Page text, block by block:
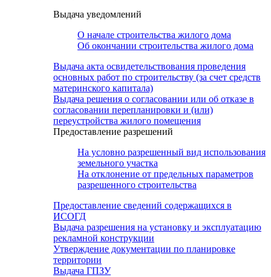
Выдача уведомлений
О начале строительства жилого дома
Об окончании строительства жилого дома
Выдача акта освидетельствования проведения
основных работ по строительству (за счет средств
материнского капитала)
Выдача решения о согласовании или об отказе в
согласовании перепланировки и (или)
переустройства жилого помещения
Предоставление разрешений
На условно разрешенный вид использования
земельного участка
На отклонение от предельных параметров
разрешенного строительства
Предоставление сведений содержащихся в
ИСОГД
Выдача разрешения на установку и эксплуатацию
рекламной конструкции
Утверждение документации по планировке
территории
Выдача ГПЗУ